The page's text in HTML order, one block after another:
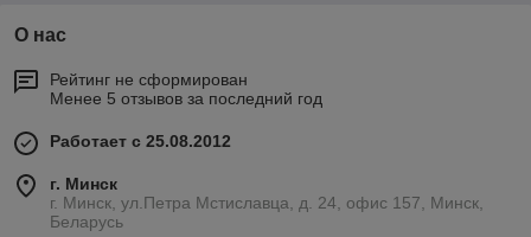
О нас
Рейтинг не сформирован
Менее 5 отзывов за последний год
Работает с 25.08.2012
г. Минск
г. Минск, ул.Петра Мстиславца, д. 24, офис 157, Минск,
Беларусь